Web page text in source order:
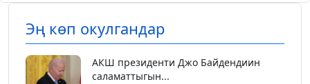
Эң көп окулгандар
АКШ президенти Джо Байдендиин
саламаттыгын...